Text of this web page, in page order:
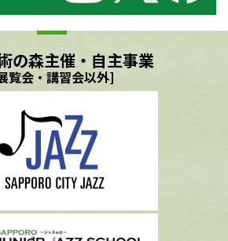
の森主催・自主事業
覧会・講習会以外]